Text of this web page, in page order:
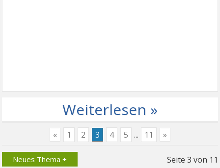
Weiterlesen »
« 1 2 3 4 5 ... 11 »
Seite 3 von 11
Neues Thema +